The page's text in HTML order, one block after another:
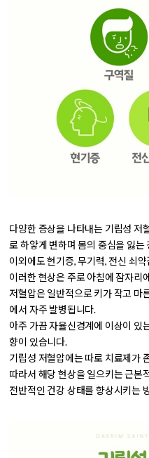
다양한 증상을 나타내는 기립성 저
로 하얗게 변하며 몸의 중심을 잃는
이외에도현기증, 무기력, 전신 쇠약
이러한 현상은 주로 아침에 잠자리
저혈압은 일반적으로 키가 작고 마
에서 자주 발병됩니다.
아주 가끔 자율신경계에 이상이 있
향이 있습니다.
기립성 저혈압에는 따로 치료제가
따라서 해당 현상을 일으키는 근본
전반적인 건강 상태를 향상시키는